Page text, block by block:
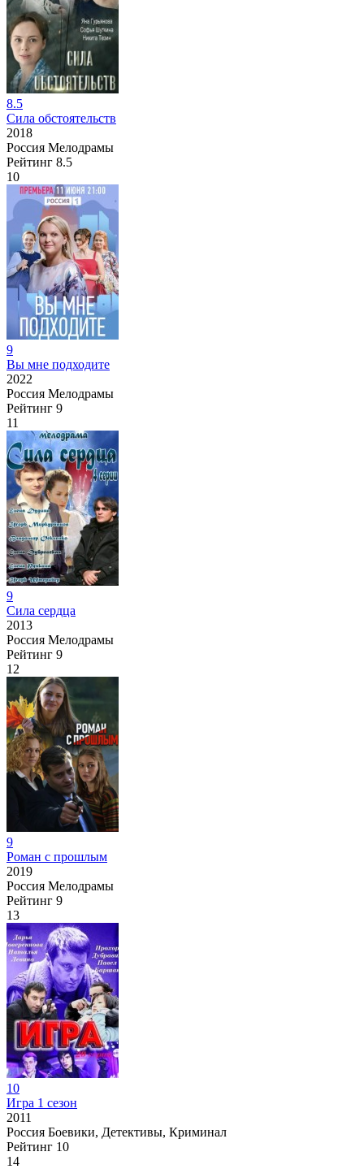
8.5
Сила обстоятельств
2018
Россия Мелодрамы
Рейтинг 8.5
10
9
Вы мне подходите
2022
Россия Мелодрамы
Рейтинг 9
11
9
Сила сердца
2013
Россия Мелодрамы
Рейтинг 9
12
9
Роман с прошлым
2019
Россия Мелодрамы
Рейтинг 9
13
10
Игра 1 сезон
2011
Россия Боевики, Детективы, Криминал
Рейтинг 10
14